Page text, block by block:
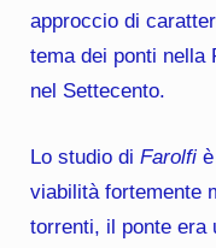
approccio di
tema dei ponti nella
nel Settecento.
Lo studio di Farolfiè
viabilità fortemente
torrenti, il ponte era